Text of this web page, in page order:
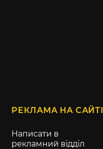
РЕКЛАМА НА САЙТІ
Написати в
рекламний відділ